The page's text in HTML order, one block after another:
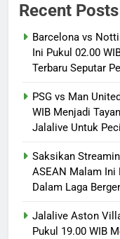
Recent Posts
Barcelona vs
Ini Pukul 02.00
Terbaru Seputar
PSG vs Man
WIB Menjadi
Jalalive Untuk
Saksikan
ASEAN Malam Ini
Dalam Laga
Jalalive Aston
Pukul 19.00 WIB